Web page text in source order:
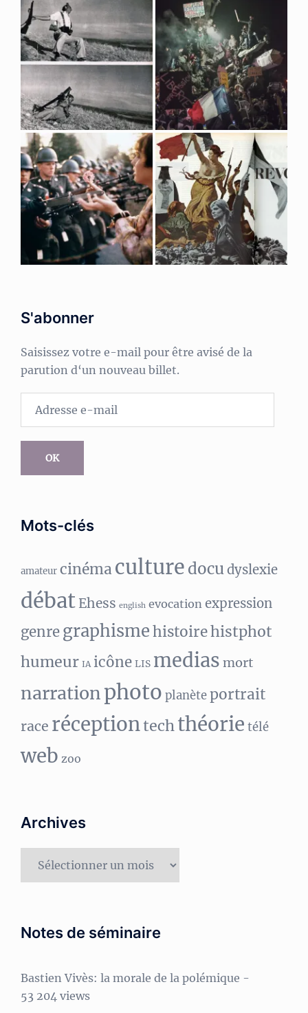
S'abonner
Saisissez votre e-mail pour être avisé de la
parution d‘un nouveau billet.
OK
Mots-clés
amateur cinémaculture docudyslexie
débat Ehess english evocation expression
genregraphismehistoirehistphot
humeur IA icône LIS medias mort
narrationphoto planèteportrait
race réceptiontechthéorie télé
web zoo
Archives
Archives
Notes de séminaire
Bastien Vivès: la morale de la polémique -
53 204 views